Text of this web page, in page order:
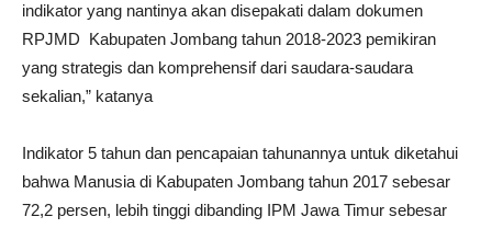
indikator yang nantinya akan disepakati dalam dokumen
RPJMD Kabupaten Jombang tahun 2018-2023 pemikiran
yang strategis dan komprehensif dari saudara-saudara
sekalian,” katanya
Indikator 5 tahun dan pencapaian tahunannya untuk diketahui
bahwa Manusia di Kabupaten Jombang tahun 2017 sebesar
72,2 persen, lebih tinggi dibanding IPM Jawa Timur sebesar